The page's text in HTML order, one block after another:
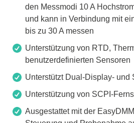
den Messmodi 10 A
und kann in Verbindung mit
bis zu 30 A messen
Unterstützung von RTD,
benutzerdefinierten Sensoren
Unterstützt Dual-Display- und
Unterstützung von SCPI-
Ausgestattet mit der